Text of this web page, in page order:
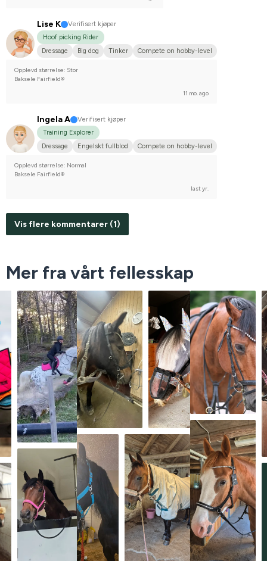
Lise K
Verifisert kjøper
Hoof picking Rider
Dressage
Big dog Tinker Compete on hobby-level
Opplevd størrelse: Stor
Baksele Fairfield®
11 mo. ago
Ingela A
Verifisert kjøper
Training Explorer
Dressage
Engelskt fullblod Compete on hobby-level
Opplevd størrelse: Normal
Baksele Fairfield®
last yr.
Vis flere kommentarer (1)
Mer fra vårt fellesskap